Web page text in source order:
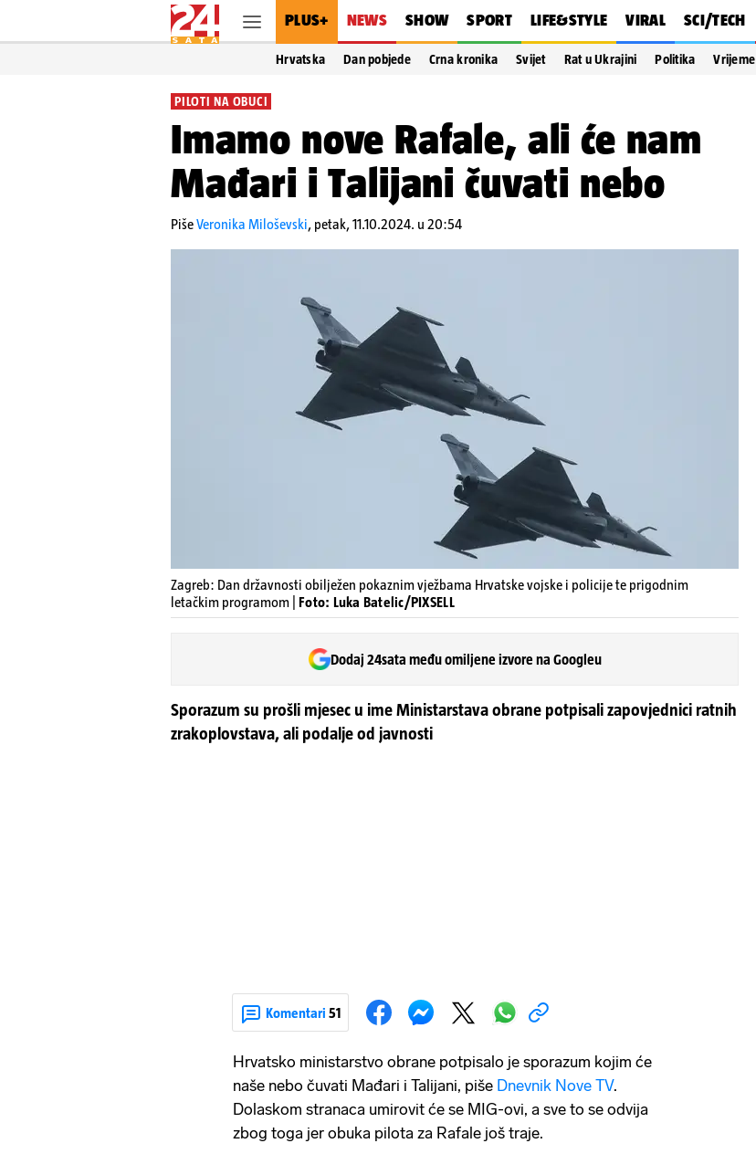
PLUS+ NEWS SHOW SPORT LIFE&STYLE VIRAL SCI/TECH
Hrvatska Dan pobjede Crna kronika Svijet Rat u Ukrajini Politika Vrijeme
PILOTI NA OBUCI
Imamo nove Rafale, ali će nam
Mađari i Talijani čuvati nebo
PišeVeronika Miloševski, petak, 11.10.2024. u 20:54
Zagreb: Dan državnosti obilježen pokaznim vježbama Hrvatske vojske i policije te prigodnim
letačkim programom | Foto: Luka Batelic/PIXSELL
Dodaj 24sata među omiljene izvore na Googleu
Sporazum su prošli mjesec u ime Ministarstava obrane potpisali zapovjednici ratnih
zrakoplovstava, ali podalje od javnosti
Komentari 51
Hrvatsko ministarstvo obrane potpisalo je sporazum kojim će
naše nebo čuvati Mađari i Talijani, piše Dnevnik Nove TV.
Dolaskom stranaca umirovit će se MIG-ovi, a sve to se odvija
zbog toga jer obuka pilota za Rafale još traje.